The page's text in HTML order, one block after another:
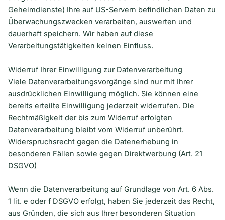
Geheimdienste) Ihre auf US-Servern befindlichen Daten zu
Überwachungszwecken verarbeiten, auswerten und
dauerhaft speichern. Wir haben auf diese
Verarbeitungstätigkeiten keinen Einfluss.
Widerruf Ihrer Einwilligung zur Datenverarbeitung
Viele Datenverarbeitungsvorgänge sind nur mit Ihrer
ausdrücklichen Einwilligung möglich. Sie können eine
bereits erteilte Einwilligung jederzeit widerrufen. Die
Rechtmäßigkeit der bis zum Widerruf erfolgten
Datenverarbeitung bleibt vom Widerruf unberührt.
Widerspruchsrecht gegen die Datenerhebung in
besonderen Fällen sowie gegen Direktwerbung (Art. 21
DSGVO)
Wenn die Datenverarbeitung auf Grundlage von Art. 6 Abs.
1 lit. e oder f DSGVO erfolgt, haben Sie jederzeit das Recht,
aus Gründen, die sich aus Ihrer besonderen Situation